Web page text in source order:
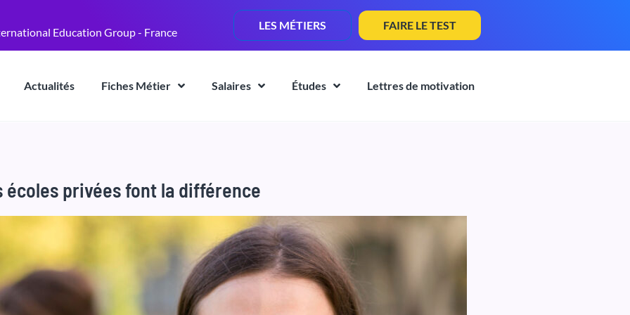
Education Group - France
LES MÉTIERS FAIRE LE TEST
Actualités Fiches Métier Salaires Études Lettres de motivation
écoles privées font la différence